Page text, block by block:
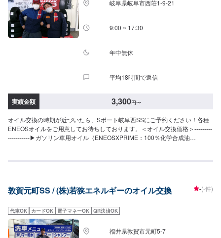
岐阜県岐阜市西荘1-9-21
9:00 ~ 17:30
年中無休
平均18時間で返信
実績金額 3,300円〜
オイル交換の時期が近づいたら、Sポート岐阜西SSにご予約ください！各種
ENEOSオイルをご用意してお待ちしております。＜オイル交換価格＞---------
-----------▶︎ガソリン車用オイル｛ENEOSXPRIME：100％化学合成油
般)ENEOSXPRIME：2,200円/LENEOSX：1,500円/L⚫︎5W-40(欧州車など・
1(5W-30：DL-1専用指定オイル)1,500円/L⚫︎CF-4/DH-2(10W-30：DPF装着の
はオイル交換2回に1度です--------------------⚫︎ガソリン車交換工賃込：1,760
円〜⚫︎ディーゼル車交換工賃込：3,300円〜
敦賀元町SS / (株)若狭エネルギーのオイル交換 -(-件)
代車OK カードOK 電子マネーOK QR決済OK
福井県敦賀市元町5-7